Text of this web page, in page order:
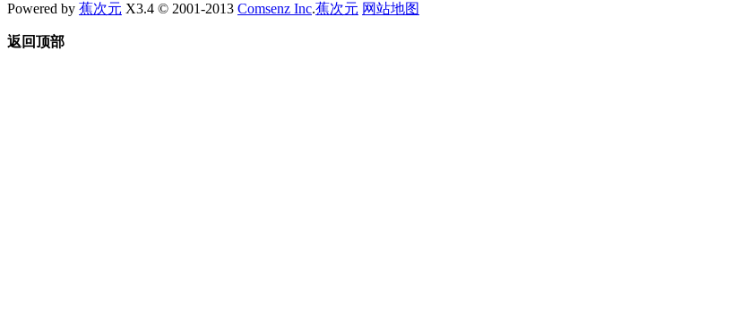
Powered by 蕉次元 X3.4 © 2001-2013 Comsenz Inc.蕉次元 网站地图
返回顶部